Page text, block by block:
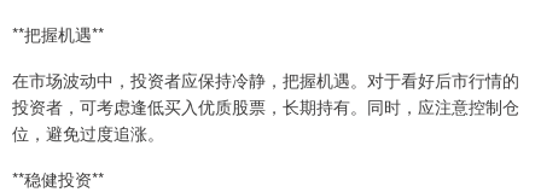
**把握机遇**
在市场波动中，投资者应保持冷静，把握机遇。对于看好后市行情的
投资者，可考虑逢低买入优质股票，长期持有。同时，应注意控制仓
位，避免过度追涨。
**稳健投资**